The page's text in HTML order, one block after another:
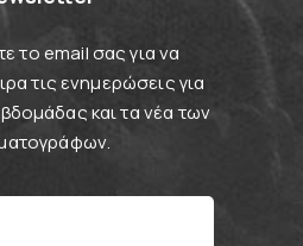
το email σας για να
τις ενημερώσεις για
και τα νέα των